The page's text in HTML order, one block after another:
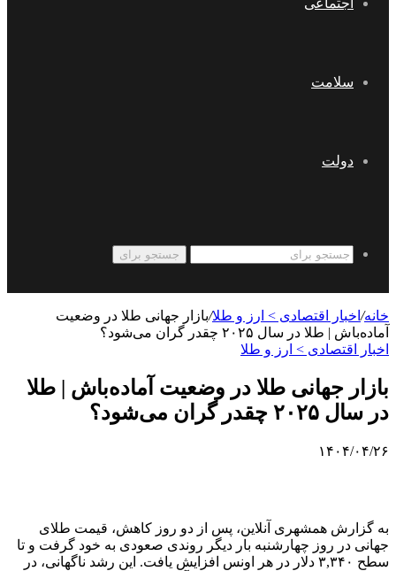
اجتماعی
سلامت
دولت
جستجو برای
خانه/ اخبار اقتصادی > ارز و طلا/بازار جهانی طلا در وضعیت
آماده‌باش | طلا در سال ۲۰۲۵ چقدر گران می‌شود؟
اخبار اقتصادی > ارز و طلا
بازار جهانی طلا در وضعیت آماده‌باش | طلا
در سال ۲۰۲۵ چقدر گران می‌شود؟
۱۴۰۴/۰۴/۲۶
به گزارش همشهری آنلاین، پس از دو روز کاهش، قیمت طلای
جهانی در روز چهارشنبه بار دیگر روندی صعودی به خود گرفت و تا
سطح ۳,۳۴۰ دلار در هر اونس افزایش یافت. این رشد ناگهانی، در